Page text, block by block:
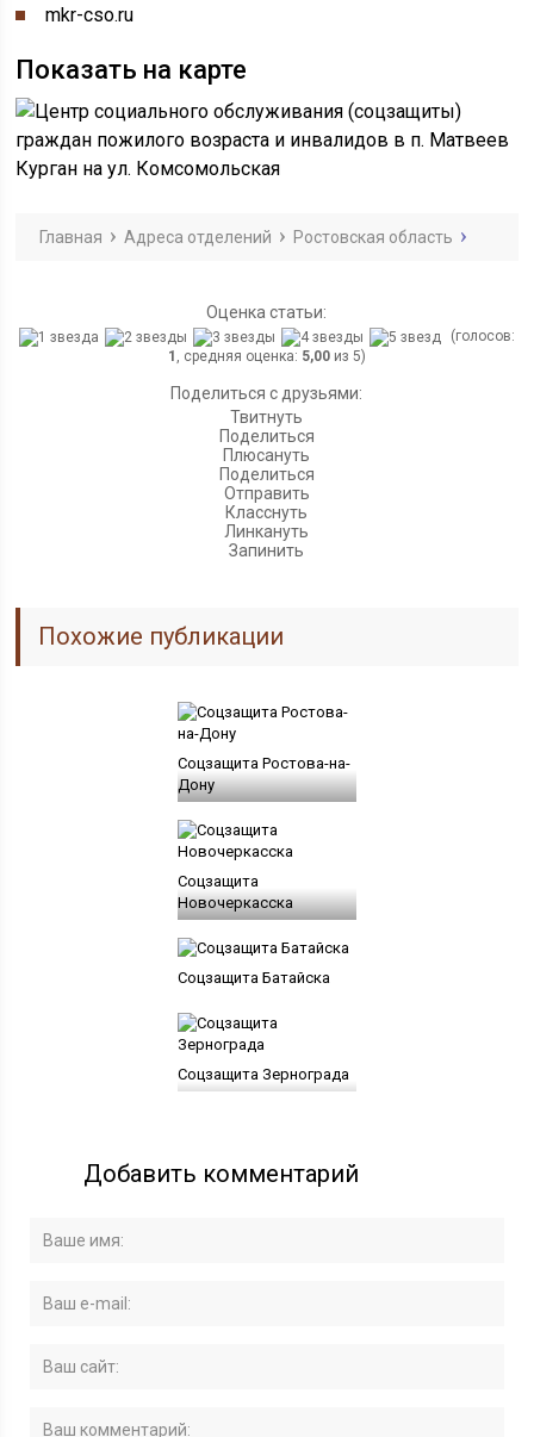
mkr-cso.ru
Показать на карте
Главная Адреса отделений Ростовская область
Оценка статьи:
(голосов:
1 , средняя оценка: 5,00из 5)
Поделиться с друзьями:
Твитнуть
Поделиться
Плюсануть
Поделиться
Отправить
Класснуть
Линкануть
Запинить
Похожие публикации
Соцзащита Ростова-на-
Дону
Соцзащита
Новочеркасска
Соцзащита Батайска
Соцзащита Зернограда
Добавить комментарий